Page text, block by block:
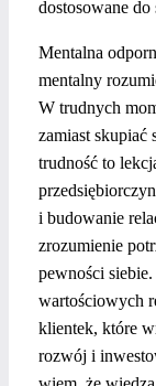
dostosowane do
Mentalna
mentalny
W trudnych
zamiast skupiać
trudność to
i budowanie
zrozumienie
pewności
wartościowych
klientek, które
rozwój i